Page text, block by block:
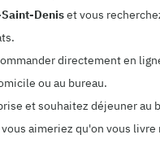
Deniset vous
directement en
ou au bureau.
et souhaitez déjeuner au
aimeriez qu'on vous